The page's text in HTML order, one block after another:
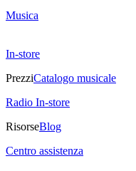
Musica
In-store
PrezziCatalogo musicale
Radio In-store
RisorseBlog
Centro assistenza